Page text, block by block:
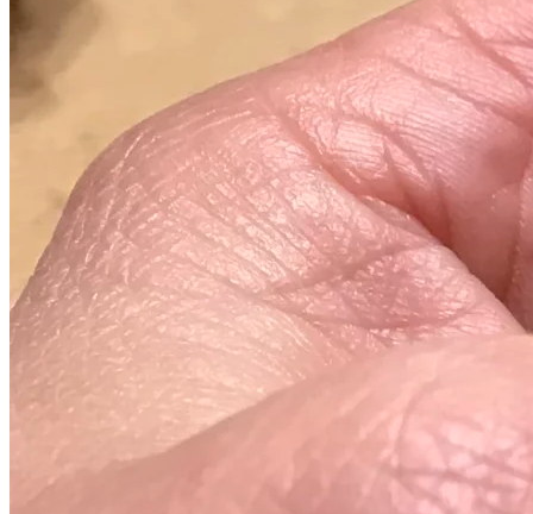
et à faciliter la prise de décision.
Utilisez cette sphère en calcite bleue comme
élément décoratif sur votre table de nuit, dans
votre salon, bureau ou espace de méditation.
Elle fait également un cadeau significatif pour
ceux qui cherchent à harmoniser leur
environnement.
Purification : par fumigation à la Sauge Blanche
ou Palo Santo
Rechargement : géode en cristal de roche ou